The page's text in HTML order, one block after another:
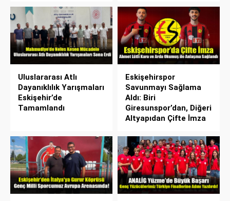
Uluslararası Atlı
Dayanıklılık Yarışmaları
Eskişehir’de
Tamamlandı
Eskişehirspor
Savunmayı Sağlama
Aldı: Biri
Giresunspor’dan, Diğeri
Altyapıdan Çifte İmza